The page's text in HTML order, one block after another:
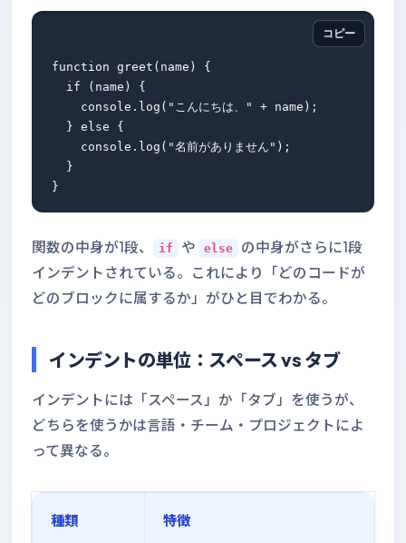
コピー
function greet(name) {
  if (name) {
    console.log("こんにちは、" + name);
  } else {
    console.log("名前がありません");
  }
関数の中身が1段、 if や else
の中身がさらに1段
インデントされている。これにより「どのコードが
どのブロックに属するか」がひと目でわかる。
インデントの単位：スペース vs タブ
インデントには「スペース」か「タブ」を使うが、
どちらを使うかは言語・チーム・プロジェクトによ
って異なる。
種類 特徴